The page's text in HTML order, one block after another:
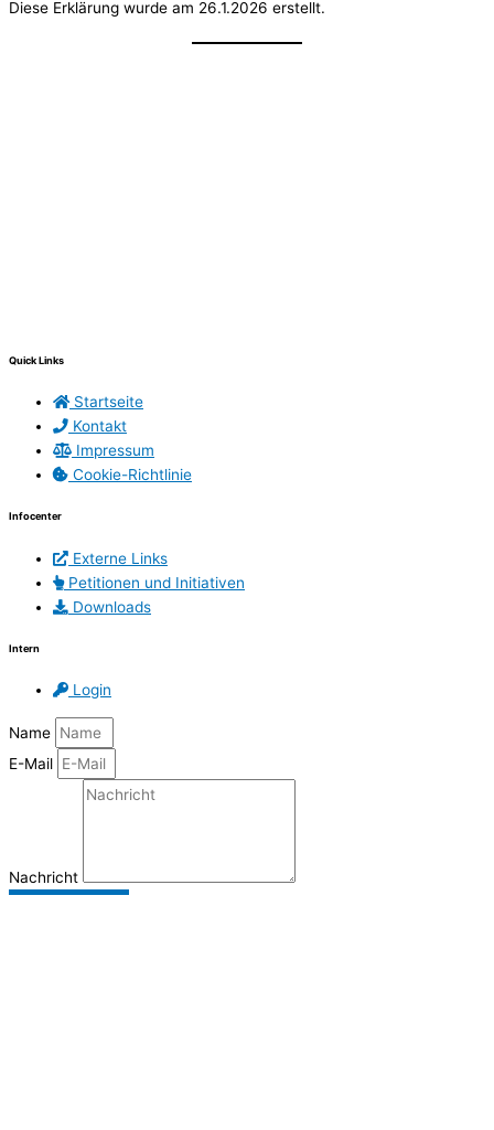
Diese Erklärung wurde am 26.1.2026 erstellt.
Quick Links
Startseite
Kontakt
Impressum
Cookie-Richtlinie
Infocenter
Externe Links
Petitionen und Initiativen
Downloads
Intern
Login
Name
E-Mail
Nachricht